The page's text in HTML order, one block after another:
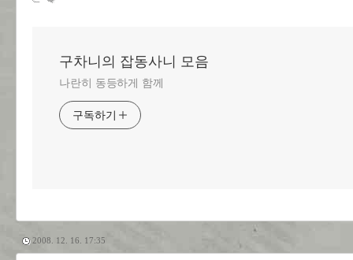
구차니의 잡동사니 모음
나란히 동등하게 함께
구독하기
2008. 12. 16. 17:35